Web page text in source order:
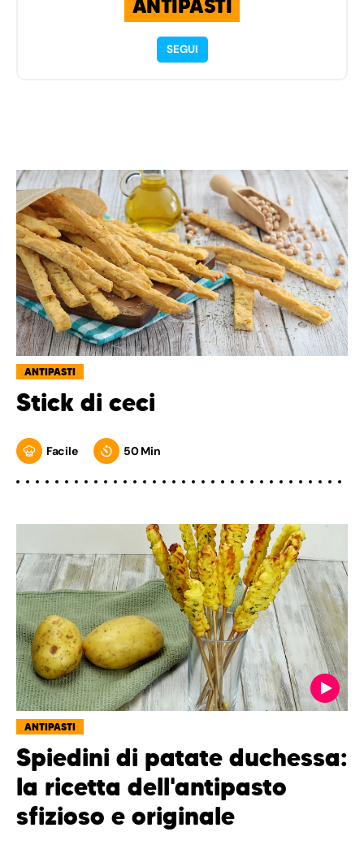
ANTIPASTI
SEGUI
ANTIPASTI
Stick di ceci
Facile 50 Min
ANTIPASTI
Spiedini di patate duchessa:
la ricetta dell'antipasto
sfizioso e originale